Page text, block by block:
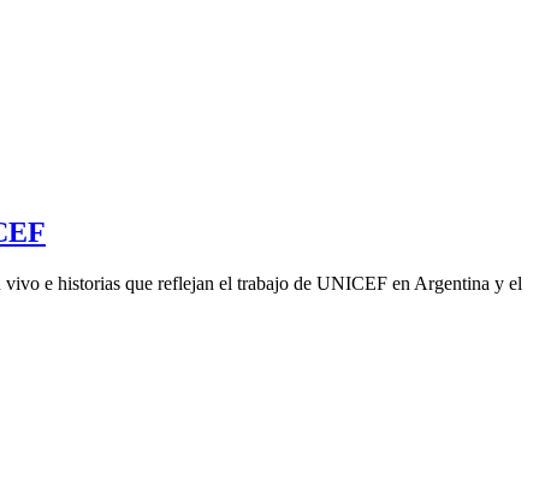
e historias que reflejan el trabajo de UNICEF en Argentina y el